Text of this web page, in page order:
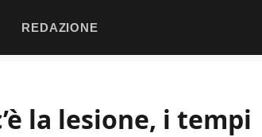
REDAZIONE
la lesione, i tempi